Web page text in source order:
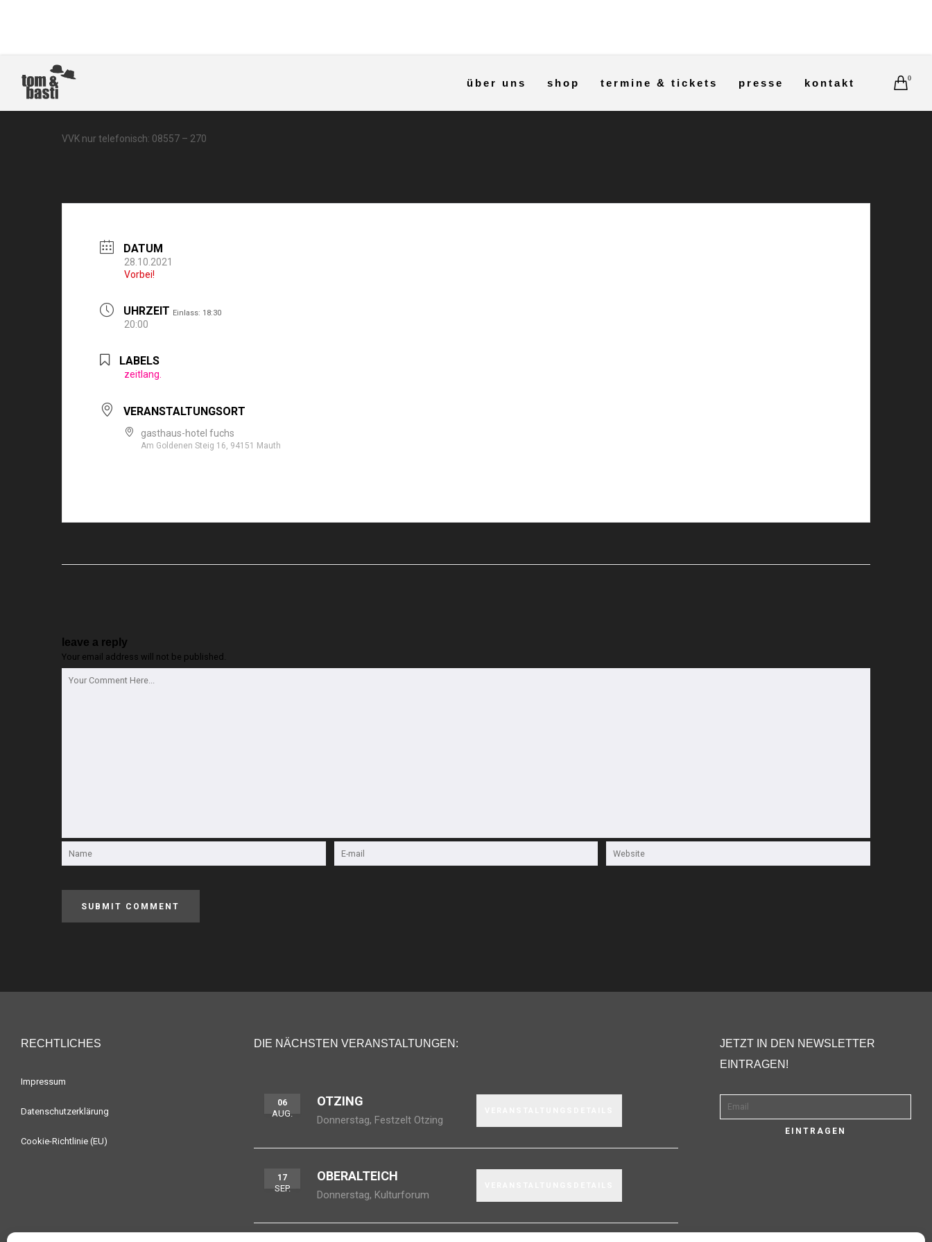
0
über uns shop termine & tickets presse kontakt
VVK nur telefonisch: 08557 – 270
DATUM
28.10.2021
Vorbei!
UHRZEIT Einlass: 18:30
20:00
LABELS
zeitlang.
VERANSTALTUNGSORT
gasthaus-hotel fuchs
Am Goldenen Steig 16, 94151 Mauth
leave a reply
Your email address will not be published.
RECHTLICHES
Impressum
Datenschutzerklärung
Cookie-Richtlinie (EU)
DIE NÄCHSTEN VERANSTALTUNGEN:
06
AUG.
OTZING
Donnerstag, Festzelt Otzing
17
SEP.
OBERALTEICH
Donnerstag, Kulturforum
JETZT IN DEN NEWSLETTER
EINTRAGEN!